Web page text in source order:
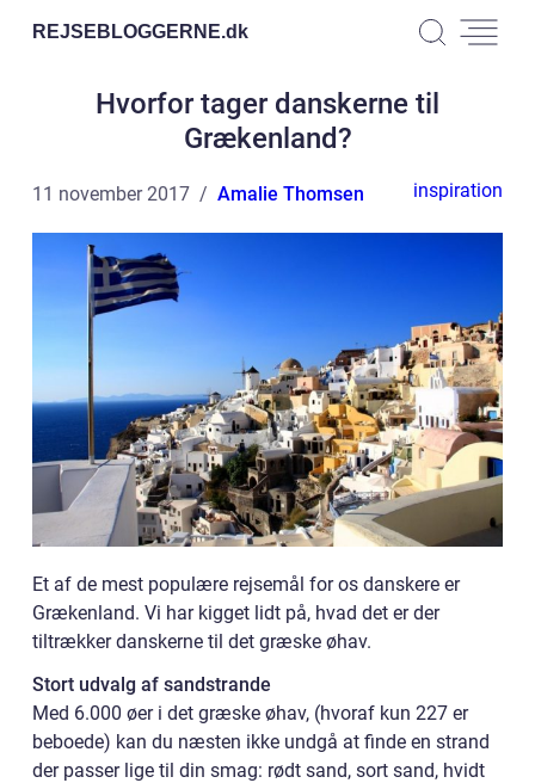
REJSEBLOGGERNE.dk
Hvorfor tager danskerne til
Grækenland?
11 november 2017 Amalie Thomsen inspiration
Et af de mest populære rejsemål for os danskere er
Grækenland. Vi har kigget lidt på, hvad det er der
tiltrækker danskerne til det græske øhav.
Stort udvalg af sandstrande
Med 6.000 øer i det græske øhav, (hvoraf kun 227 er
beboede) kan du næsten ikke undgå at finde en strand
der passer lige til din smag: rødt sand, sort sand, hvidt